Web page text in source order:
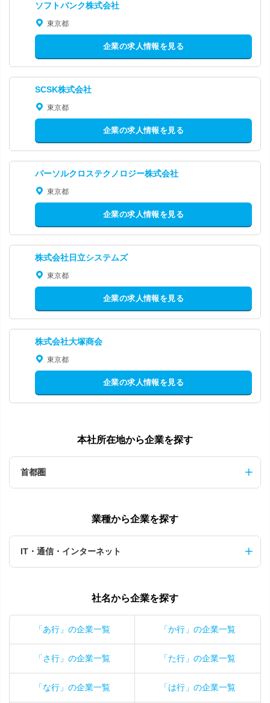
ソフトバンク株式会社
東京都
企業の求人情報を見る
SCSK株式会社
東京都
企業の求人情報を見る
パーソルクロステクノロジー株式会社
東京都
企業の求人情報を見る
株式会社日立システムズ
東京都
企業の求人情報を見る
株式会社大塚商会
東京都
企業の求人情報を見る
本社所在地から企業を探す
首都圏
業種から企業を探す
IT・通信・インターネット
社名から企業を探す
「あ行」の企業一覧 「か行」の企業一覧
「さ行」の企業一覧 「た行」の企業一覧
「な行」の企業一覧 「は行」の企業一覧